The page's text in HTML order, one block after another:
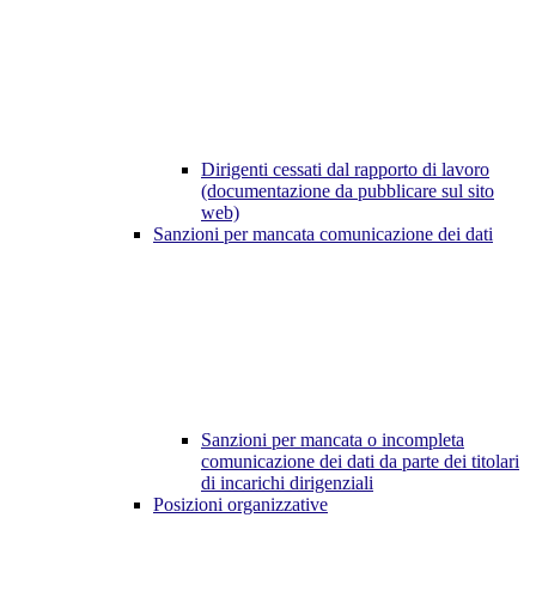
Dirigenti cessati dal rapporto di lavoro
(documentazione da pubblicare sul sito
web)
Sanzioni per mancata comunicazione dei dati
Sanzioni per mancata o incompleta
comunicazione dei dati da parte dei titolari
di incarichi dirigenziali
Posizioni organizzative